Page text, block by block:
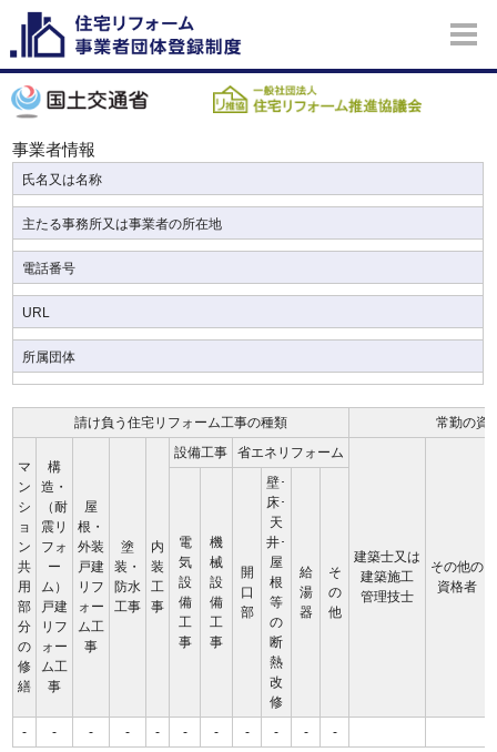
事業者情報
氏名又は名称
主たる事務所又は事業者の所在地
電話番号
URL
所属団体
請け負う住宅リフォーム工事の種類 常勤の資
マ
ン
シ
ョ
ン
共
用
部
分
の
修
繕
構
造・
（耐
震リ
フォ
ー
ム）
戸建
リフ
ォー
ム工
事
屋
根・
外装
戸建
リフ
ォー
ム工
事
塗
装・
防水
工事
内
装
工
事
設備工事 省エネリフォーム
建築士又は
建築施工
管理技士
その他の
資格者
電
気
設
備
工
事
機
械
設
備
工
事
開
口
部
壁･
床･
天
井･
屋
根
等
の
断
熱
改
修
給
湯
器
そ
の
他
- - - - - - - - - - -